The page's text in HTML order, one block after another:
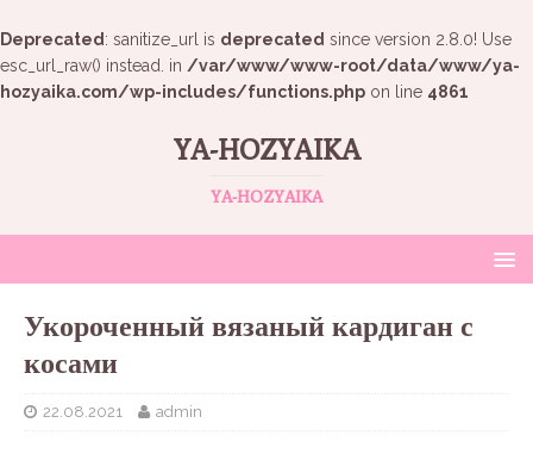
Deprecated : sanitize_url is deprecated since version 2.8.0! Use
esc_url_raw() instead. in /var/www/www-root/data/www/ya-
hozyaika.com/wp-includes/functions.php on line 4861
YA-HOZYAIKA
YA-HOZYAIKA
Укороченный вязаный кардиган с
косами
22.08.2021 admin